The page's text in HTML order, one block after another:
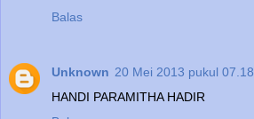
Balas
Unknown 20 Mei 2013 pukul 07.18
HANDI PARAMITHA HADIR